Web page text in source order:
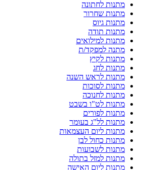
מתנות לחתונה
מתנות שחרור
מתנות גיוס
מתנות תודה
מתנות למילואים
מתנה למפקד/ת
מתנות לקיץ
מתנות לחג
מתנות לראש השנה
מתנות לסוכות
מתנות לחנוכה
מתנות לט"ו בשבט
מתנות לפורים
מתנות לל"ג בעומר
מתנות ליום העצמאות
מתנות כחול לבן
מתנות לשבועות
מתנות למזל בתולה
מתנות ליום האישה